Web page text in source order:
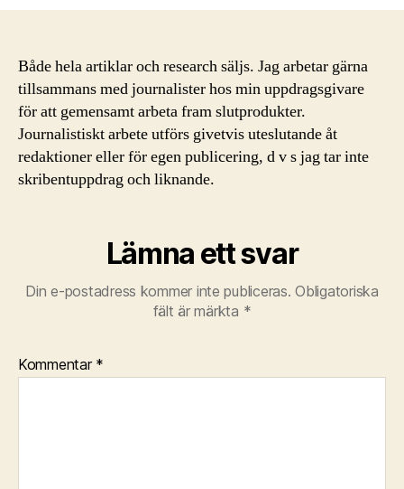
Både hela artiklar och research säljs. Jag arbetar gärna
tillsammans med journalister hos min uppdragsgivare
för att gemensamt arbeta fram slutprodukter.
Journalistiskt arbete utförs givetvis uteslutande åt
redaktioner eller för egen publicering, d v s jag tar inte
skribentuppdrag och liknande.
Lämna ett svar
Din e-postadress kommer inte publiceras. Obligatoriska
fält är märkta *
Kommentar *